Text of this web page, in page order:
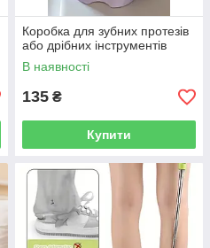
Коробка для зубних протезів
або дрібних інструментів
В наявності
135 ₴
Купити